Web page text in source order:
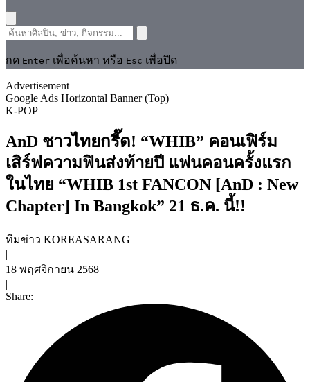
กด Enter เพื่อค้นหา หรือ Esc เพื่อปิด
Advertisement
Google Ads Horizontal Banner (Top)
K-POP
AnD ชาวไทยกรี๊ด! “WHIB” คอนเฟิร์ม
เสิร์ฟความฟินส่งท้ายปี แฟนคอนครั้งแรก
ในไทย “WHIB 1st FANCON [AnD : New
Chapter] In Bangkok” 21 ธ.ค. นี้!!
ทีมข่าว KOREASARANG
|
18 พฤศจิกายน 2568
|
Share: